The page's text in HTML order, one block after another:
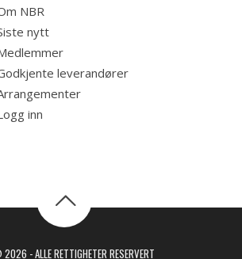
NBR
nytt
leverandører
inn
- ALLE RETTIGHETER RESERVERT